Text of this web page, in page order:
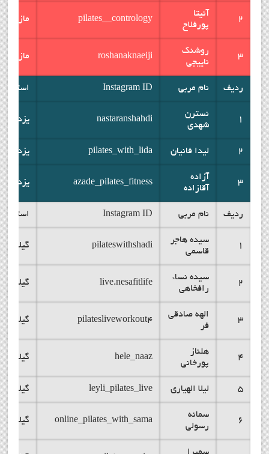
2
آنیتا
پورفلاح
pilates__contrology
3
روشنک
ناییجی
roshanaknaeiji
ردیف نام مربی Instagram ID استان
1
نسترن
شهدی
nastaranshahdi یزد
2 لیدا فانیان pilates_with_lida یزد
3
آزاده
آقازاده
azade_pilates_fitness یزد
ردیف نام مربی Instagram ID استان
1
سیده هاجر
قاسمی
pilateswithshadi گیلان
2
سیده نساء
رافخاهی
live.nesafitlife گیلان
3
الهه صادقی
فر
pilatesliveworkout4 گیلان
4
هلناز
پورخانی
hele_naaz گیلان
5 لیلا الهیاری leyli_pilates_live گیلان
6
سمانه
رسولی
online_pilates_with_sama گیلان
سمیرا